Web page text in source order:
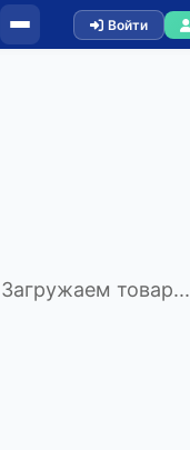
Войти
Загружаем товар...